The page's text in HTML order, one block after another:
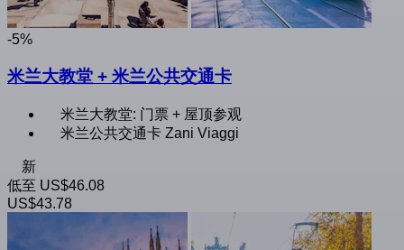
-5%
米兰大教堂 + 米兰公共交通卡
米兰大教堂: 门票 + 屋顶参观
米兰公共交通卡 Zani Viaggi
新
低至 US$46.08
US$43.78